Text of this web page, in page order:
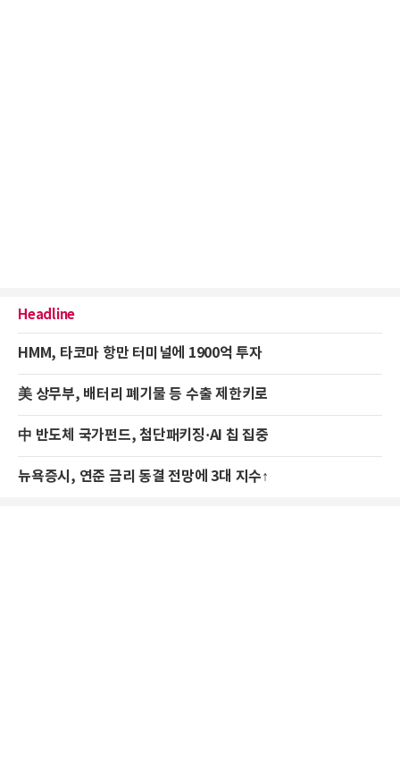
Headline
HMM, 타코마 항만 터미널에 1900억 투자
美 상무부, 배터리 폐기물 등 수출 제한키로
中 반도체 국가펀드, 첨단패키징·AI 칩 집중
뉴욕증시, 연준 금리 동결 전망에 3대 지수↑